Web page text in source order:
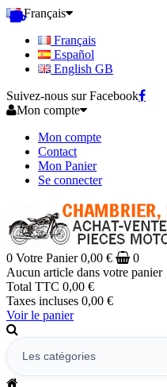
Français
Français
Español
English GB
Suivez-nous sur Facebook
Mon compte
Mon compte
Contact
Mon Panier
Se connecter
0 Votre Panier 0,00 €
0
Aucun article dans votre panier
Total TTC 0,00 €
Taxes incluses 0,00 €
Voir le panier